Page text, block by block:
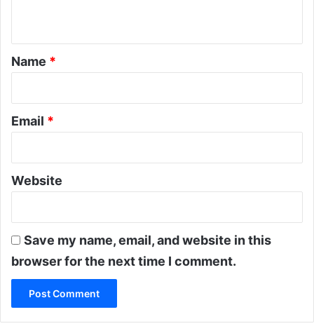
*
Name *
Email *
Website
Save my name, email, and website in this
browser for the next time I comment.